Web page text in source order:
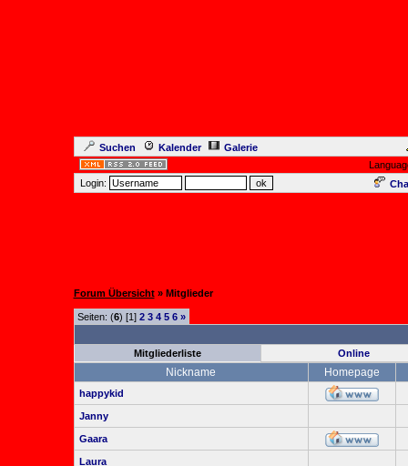
Suchen Kalender
Galerie
Login:
Forum Übersicht» Mitglieder
Seiten: (6) [1] 2 3 4 5 6 »
Mitgliederliste Online
Nickname Homepage
happykid
Janny
Gaara
Laura